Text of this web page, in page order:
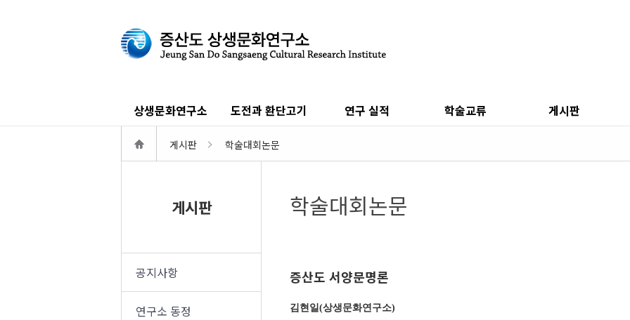
상생문화연구소 도전과 환단고기 연구 실적 학술교류 게시판
게시판 학술대회논문
게시판
공지사항
연구소 동정
학술대회논문
증산도 서양문명론
김현일(상생문화연구소)